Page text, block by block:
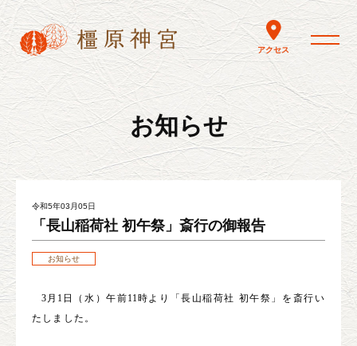
アクセス
toggle
お知らせ
令和5年03月05日
「長山稲荷社 初午祭」斎行の御報告
お知らせ
3 月 1 日（水）午前11時より「長山稲荷社 初午祭」を斎行い
たしました。